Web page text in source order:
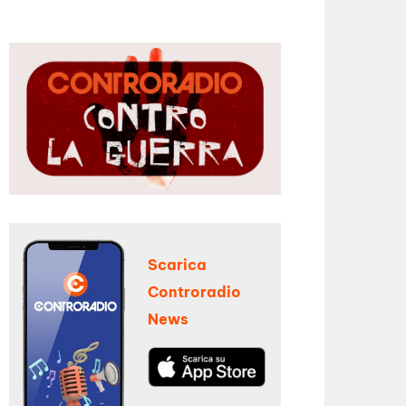
Scarica
Controradio
News